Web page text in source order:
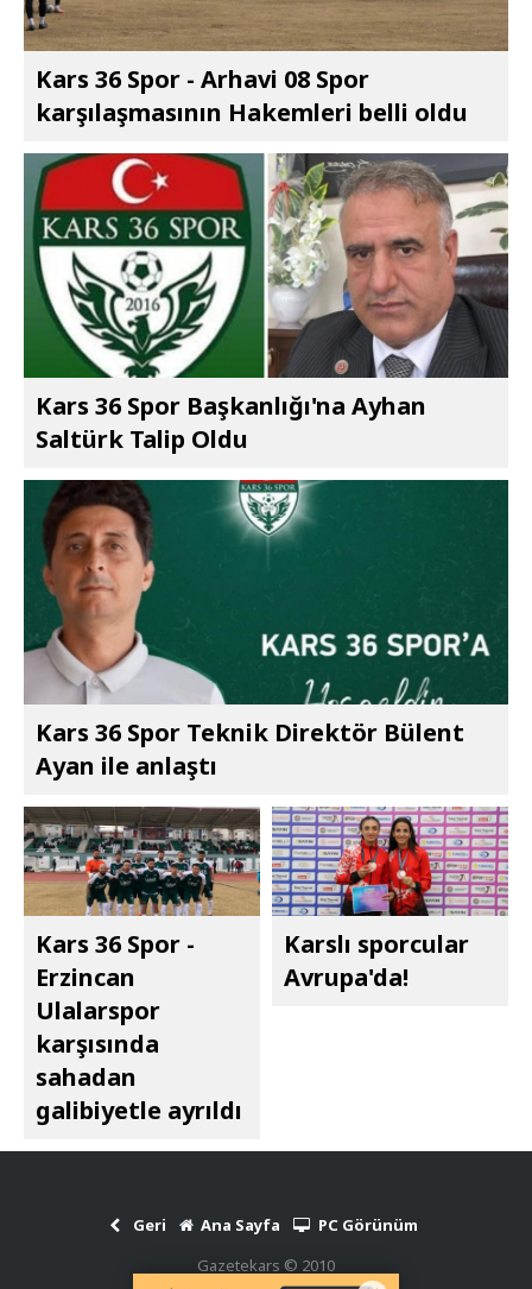
Kars 36 Spor - Arhavi 08 Spor
karşılaşmasının Hakemleri belli oldu
Kars 36 Spor Başkanlığı'na Ayhan
Saltürk Talip Oldu
Kars 36 Spor Teknik Direktör Bülent
Ayan ile anlaştı
Kars 36 Spor -
Erzincan
Ulalarspor
karşısında
sahadan
galibiyetle ayrıldı
Karslı sporcular
Avrupa'da!
Geri Ana Sayfa
PC Görünüm
Gazetekars © 2010